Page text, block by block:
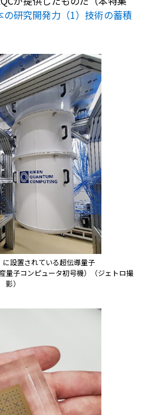
研究開発力（1）技術の蓄積
に設置されている超伝導量子
量子コンピュータ初号機）（ジェトロ撮
影）